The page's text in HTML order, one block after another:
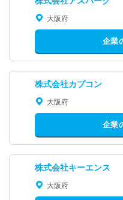
大阪府
企業
株式会社カプコン
大阪府
企業
株式会社キーエンス
大阪府